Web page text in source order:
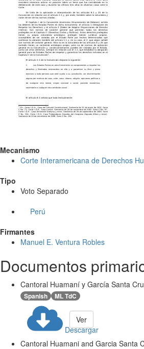
Mecanismo
Corte Interamericana de Derechos
Tipo
Voto Separado
Perú
Firmantes
Manuel E. Ventura Robles
Documentos
Cantoral Huamaní y García Santa
Spanish ML TdC
Descargar
Ver
Cantoral Huamani and Garcia Santa